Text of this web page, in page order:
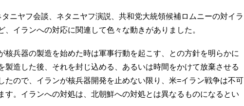
ニヤフ会談、ネタニヤフ演説、共和党大統領候補ロムニーの対イラ
、イランへの対応に関連して色々な動きがありました。
兵器の製造を始めた時は軍事行動を起こす、との方針を明らかに
製造した後、それを封じ込める、あるいは時間をかけて放棄させる
たので、イランが核兵器開発を止めない限り、米=イラン戦争は不可
す。イランへの対処は、北朝鮮への対処とは異なるものになるとい